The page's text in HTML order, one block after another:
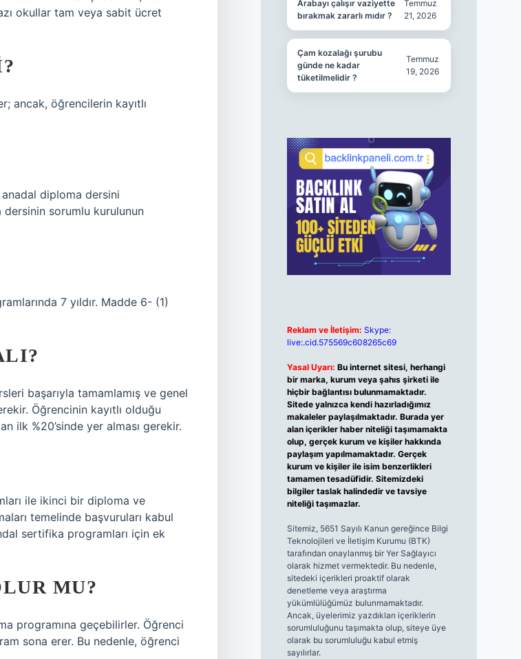
okullar tam veya sabit ücret
ancak, öğrencilerin kayıtlı
diploma dersini
sorumlu kurulunun
7 yıldır. Madde 6- (1)
başarıyla tamamlamış ve genel
Öğrencinin kayıtlı olduğu
ilk %20’sinde yer alması gerekir.
ile ikinci bir diploma ve
temelinde başvuruları kabul
sertifika programları için ek
MU?
programına geçebilirler. Öğrenci
sona erer. Bu nedenle, öğrenci
Arabayı çalışır vaziyette
bırakmak zararlı mıdır ?
Temmuz
21, 2026
Çam kozalağı şurubu
günde ne kadar
tüketilmelidir ?
Temmuz
19, 2026
Reklam ve İletişim: Skype:
live:.cid.575569c608265c69
Yasal Uyarı: Bu internet sitesi, herhangi
bir marka, kurum veya şahıs şirketi ile
hiçbir bağlantısı bulunmamaktadır.
Sitede yalnızca kendi hazırladığımız
makaleler paylaşılmaktadır. Burada yer
alan içerikler haber niteliği taşımamakta
olup, gerçek kurum ve kişiler hakkında
paylaşım yapılmamaktadır. Gerçek
kurum ve kişiler ile isim benzerlikleri
tamamen tesadüfidir. Sitemizdeki
bilgiler taslak halindedir ve tavsiye
niteliği taşımazlar.
Sitemiz, 5651 Sayılı Kanun gereğince Bilgi
Teknolojileri ve İletişim Kurumu (BTK)
tarafından onaylanmış bir Yer Sağlayıcı
olarak hizmet vermektedir. Bu nedenle,
sitedeki içerikleri proaktif olarak
denetleme veya araştırma
yükümlülüğümüz bulunmamaktadır.
Ancak, üyelerimiz yazdıkları içeriklerin
sorumluluğunu taşımakta olup, siteye üye
olarak bu sorumluluğu kabul etmiş
sayılırlar.